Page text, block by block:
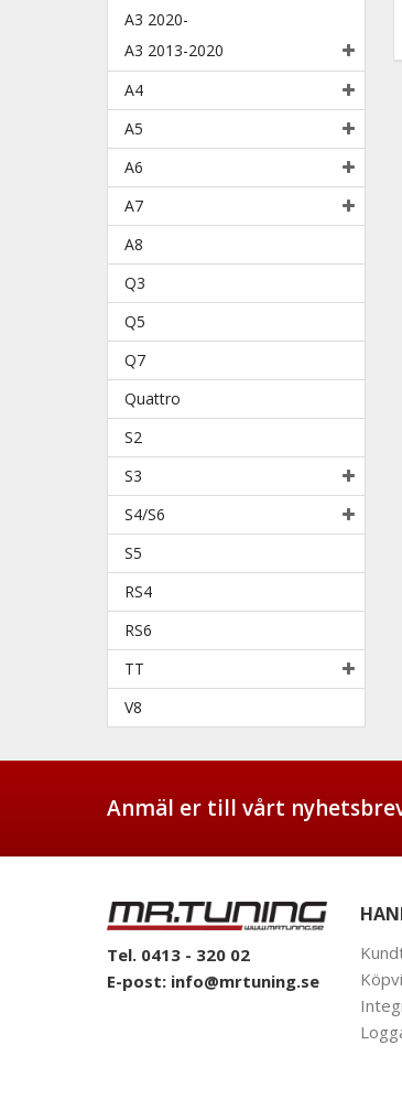
A3 2020-
A3 2013-2020
A4
A5
A6
A7
A8
Q3
Q5
Q7
Quattro
S2
S3
S4/S6
S5
RS4
RS6
TT
V8
Anmäl er till vårt
Tel. 0413 - 320 02
E-post: info@mrtuning.se